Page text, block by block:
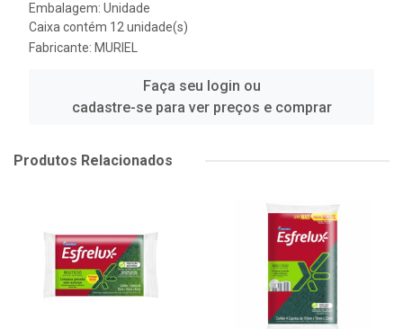
Embalagem: Unidade
Caixa contém 12 unidade(s)
Fabricante: MURIEL
Faça seu login ou
cadastre-se para ver preços e comprar
Produtos Relacionados